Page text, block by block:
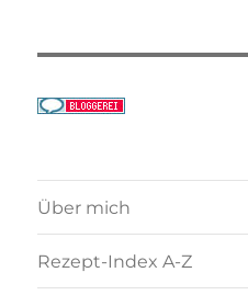
Über mich
Rezept-Index A-Z